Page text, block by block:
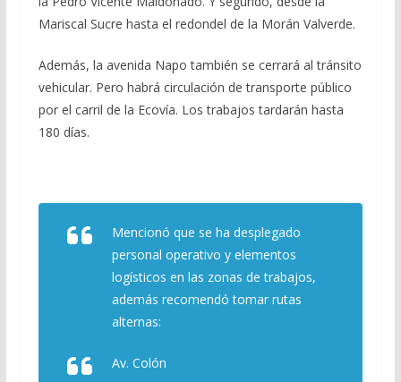
Mariscal Sucre hasta el redondel de la Morán Valverde.
Además, la avenida Napo también se cerrará al tránsito
vehicular. Pero habrá circulación de transporte público
por el carril de la Ecovía. Los trabajos tardarán hasta
180 días.
Mencionó que se ha desplegado
personal operativo y elementos
logísticos en las zonas de trabajos,
además recomendó tomar rutas
alternas:
Av. Colón